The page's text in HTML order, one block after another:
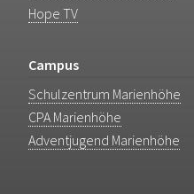
Hope TV
Campus
Schulzentrum Marienhöhe
CPA Marienhöhe
Adventjugend Marienhöhe